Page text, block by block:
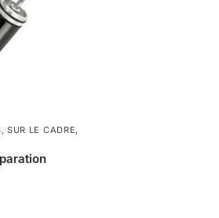
, SUR LE CADRE,